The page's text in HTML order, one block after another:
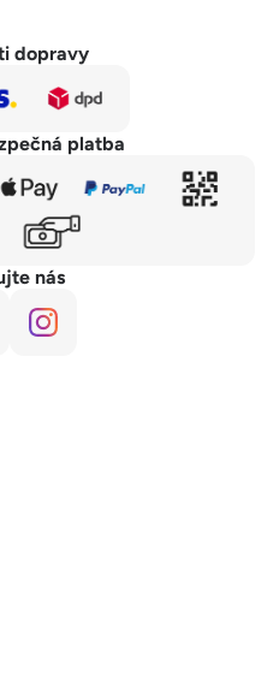
dopravy
platba
nás